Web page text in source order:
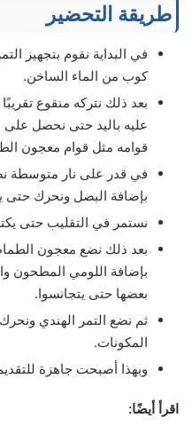
طریقة التحضير
في البداية نقوم بتجهيز
كوب من الماء الساخن.
بعد ذلك نتركه منقوع
عليه باليد حتى نحصل
قوامه مثل قوام معجون
في قدر على نار متوسطة
بإضافة البصل ونحرك حتى
نستمر في التقليب حتى
بعد ذلك نضع معجون
بإضافة اللومي المطحون
بعضها حتى يتجانسوا.
ثم نضع التمر الهندي
المكونات.
وبهذا أصبحت جاهزة
اقرأ أيضًا: